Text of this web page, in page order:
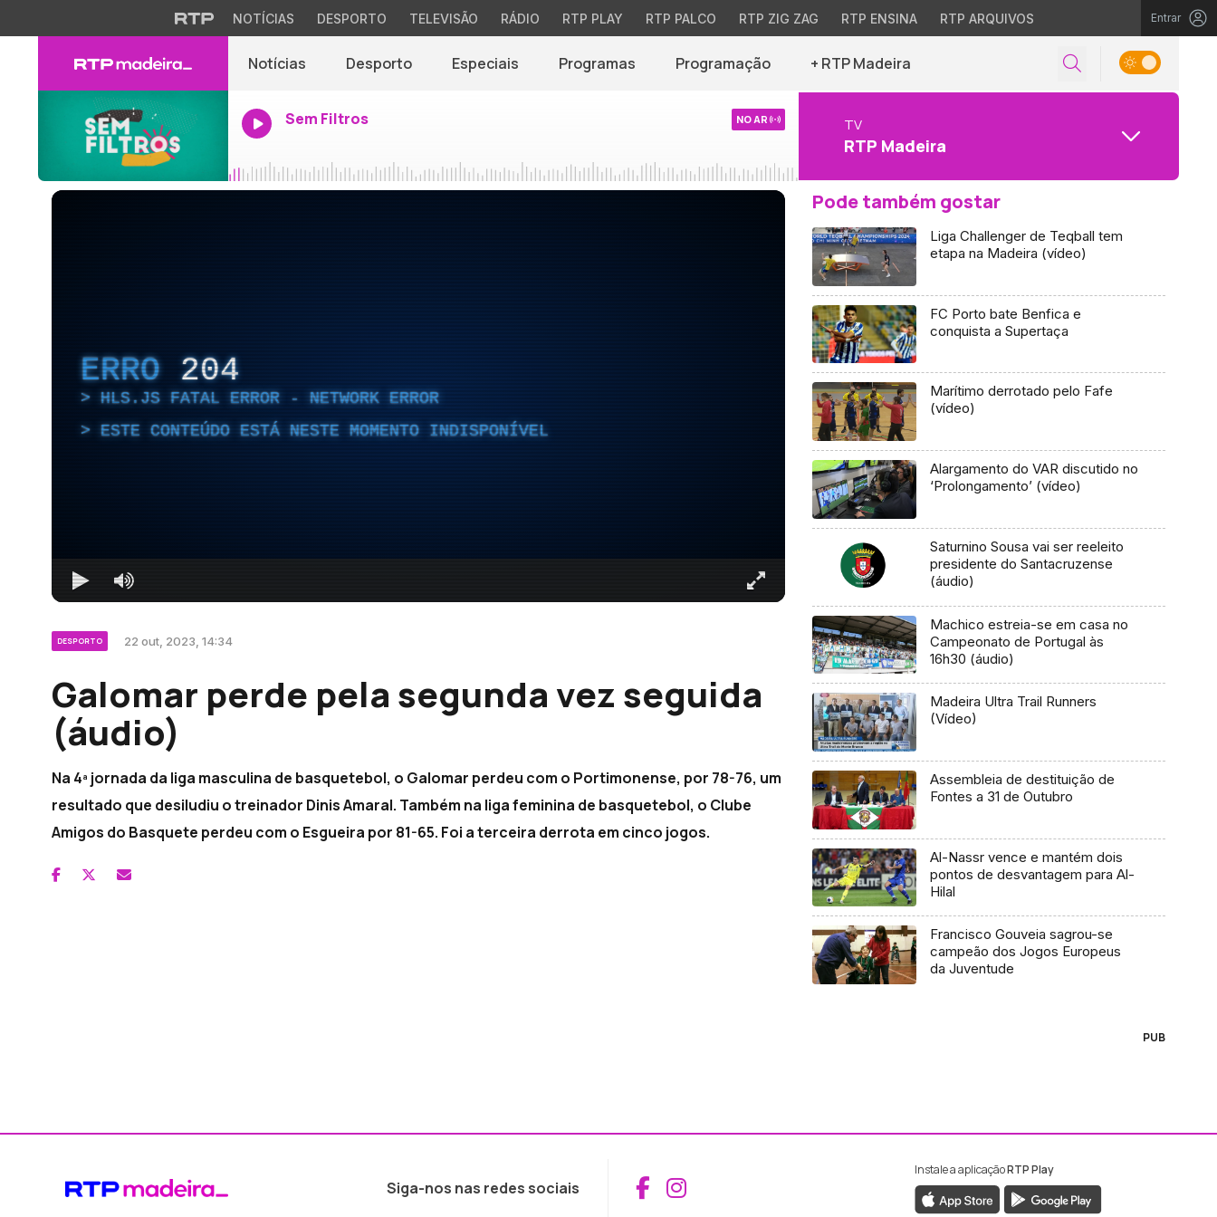
NOTÍCIAS DESPORTO TELEVISÃO RÁDIO RTP PLAY RTP PALCO RTP ZIG ZAG RTP ENSINA RTP ARQUIVOS Entrar
Notícias Desporto Especiais Programas Programação + RTP Madeira
Sem Filtros NO AR TV
RTP Madeira
ERRO 204
HLS.JS FATAL ERROR - NETWORK ERROR
ESTE CONTEÚDO ESTÁ NESTE MOMENTO INDISPONÍVEL
DESPORTO 22 out, 2023, 14:34
Galomar perde pela segunda vez seguida
(áudio)
Na 4ª jornada da liga masculina de basquetebol, o Galomar perdeu com o Portimonense, por 78-76, um
resultado que desiludiu o treinador Dinis Amaral. Também na liga feminina de basquetebol, o Clube
Amigos do Basquete perdeu com o Esgueira por 81-65. Foi a terceira derrota em cinco jogos.
Pode também gostar
Liga Challenger de Teqball tem
etapa na Madeira (vídeo)
FC Porto bate Benfica e
conquista a Supertaça
Marítimo derrotado pelo Fafe
(vídeo)
Alargamento do VAR discutido no
‘Prolongamento’ (vídeo)
Saturnino Sousa vai ser reeleito
presidente do Santacruzense
(áudio)
Machico estreia-se em casa no
Campeonato de Portugal às
16h30 (áudio)
Madeira Ultra Trail Runners
(Vídeo)
Assembleia de destituição de
Fontes a 31 de Outubro
Al-Nassr vence e mantém dois
pontos de desvantagem para Al-
Hilal
Francisco Gouveia sagrou-se
campeão dos Jogos Europeus
da Juventude
PUB
Siga-nos nas redes sociais Aceder ao Facebook da RTP Madeira
Aceder ao Instagram da RTP Madeira
Instale a aplicaçãoRTP Play